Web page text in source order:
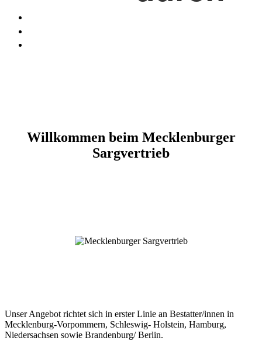
Willkommen beim Mecklenburger
Sargvertrieb
Unser Angebot richtet sich in erster Linie an Bestatter/innen in
Mecklenburg-Vorpommern, Schleswig- Holstein, Hamburg,
Niedersachsen sowie Brandenburg/ Berlin.